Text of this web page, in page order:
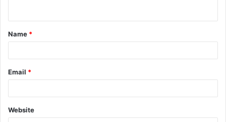
t
*
Name *
Email *
Website